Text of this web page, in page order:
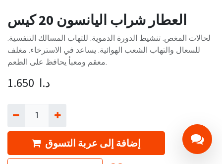
العطار شراب اليانسون 20 كيس
لحالات المغص. تنشيط الدورة الدموية. للتهاب المسالك التنفسية.
للسعال والتهاب الشعب الهوائية. يساعد في الاسترخاء. مغلف
معقم ومعبأ يحافظ على الطعم.
1.650 د.ا
إضافة إلى عربة التسوق